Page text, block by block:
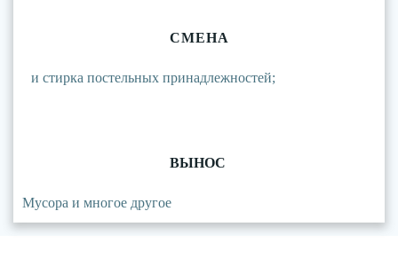
СМЕНА
и стирка постельных принадлежностей;
ВЫНОС
Мусора и многое другое